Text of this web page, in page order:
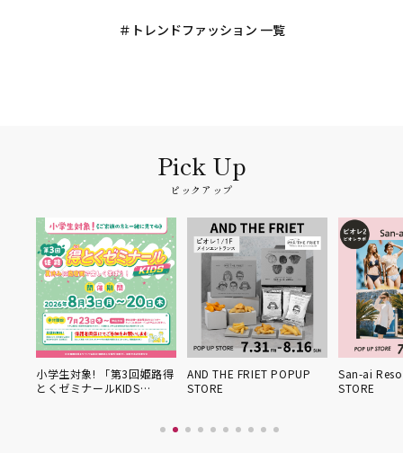
トレンドファッション 一覧
ピックアップ
小学生対象! 「第3回姫路得
とくゼミナールKIDS…
AND THE FRIET POPUP
STORE
San-ai
STORE